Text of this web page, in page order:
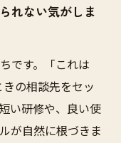
れない気がしま
です。「これは
の相談先をセッ
い研修や、良い使
が自然に根づきま